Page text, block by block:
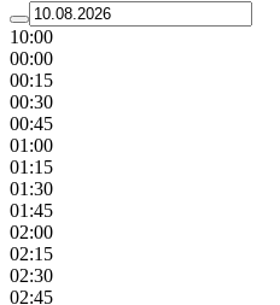
10:00
00:00
00:15
00:30
00:45
01:00
01:15
01:30
01:45
02:00
02:15
02:30
02:45